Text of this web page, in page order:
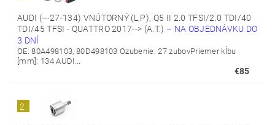
AUDI (---27-134) VNÚTORNÝ (L,P), Q5 II 2.0 TFSI/2.0 TDI/40
TDI/45 TFSI - QUATTRO 2017--> (A.T.) – NA OBJEDNÁVKU DO
3 DNÍ
OE: 80A498103, 80D498103 Ozubenie: 27 zubovPriemer kĺbu
[mm]: 134 AUDI...
€85
2.